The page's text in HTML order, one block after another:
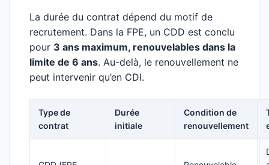
La durée du contrat dépend du motif de
recrutement. Dans la FPE, un CDD est conclu
pour 3 ans maximum, renouvelables dans la
limite de 6 ans. Au-delà, le renouvellement ne
peut intervenir qu’en CDI.
Type de
contrat
Durée
initiale
Condition de
renouvellement